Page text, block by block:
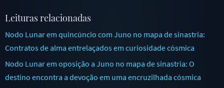
Leituras relacionadas
Nodo Lunar em quincúncio com Juno no mapa de sinastria:
Contratos de alma entrelaçados em curiosidade cósmica
Nodo Lunar em oposição a Juno no mapa de sinastria: O
destino encontra a devoção em uma encruzilhada cósmica